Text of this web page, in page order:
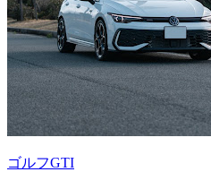
ゴルフGTI